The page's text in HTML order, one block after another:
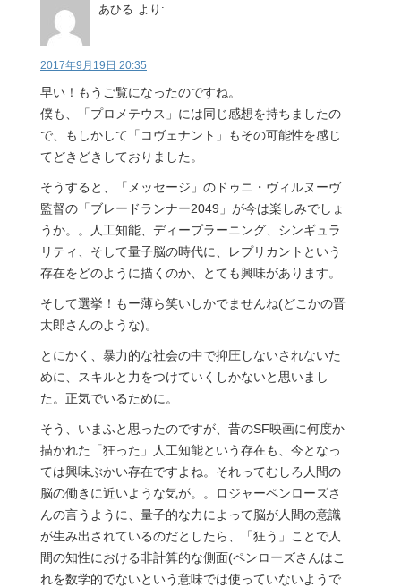
あひる より:
2017年9月19日 20:35
早い！もうご覧になったのですね。
僕も、「プロメテウス」には同じ感想を持ちましたの
で、もしかして「コヴェナント」もその可能性を感じ
てどきどきしておりました。
そうすると、「メッセージ」のドゥニ・ヴィルヌーヴ
監督の「ブレードランナー2049」が今は楽しみでしょ
うか。。人工知能、ディープラーニング、シンギュラ
リティ、そして量子脳の時代に、レプリカントという
存在をどのように描くのか、とても興味があります。
そして選挙！もー薄ら笑いしかでませんね(どこかの晋
太郎さんのような)。
とにかく、暴力的な社会の中で抑圧しないされないた
めに、スキルと力をつけていくしかないと思いまし
た。正気でいるために。
そう、いまふと思ったのですが、昔のSF映画に何度か
描かれた「狂った」人工知能という存在も、今となっ
ては興味ぶかい存在ですよね。それってむしろ人間の
脳の働きに近いような気が。。ロジャーペンローズさ
んの言うように、量子的な力によって脳が人間の意識
が生み出されているのだとしたら、「狂う」ことで人
間の知性における非計算的な側面(ペンローズさんはこ
れを数学的でないという意味では使っていないようで